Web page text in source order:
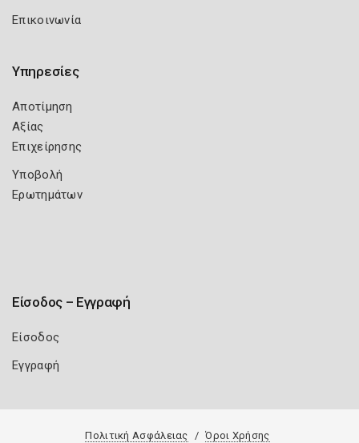
Επικοινωνία
Υπηρεσίες
Αποτίμηση
Αξίας
Επιχείρησης
Υποβολή
Ερωτημάτων
Είσοδος – Εγγραφή
Είσοδος
Εγγραφή
Πολιτική Ασφάλειας Όροι Χρήσης